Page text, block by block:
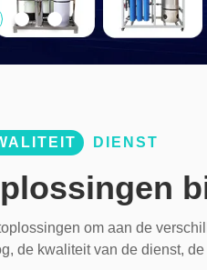
DIENST
om aan de
de kwaliteit van de dienst,